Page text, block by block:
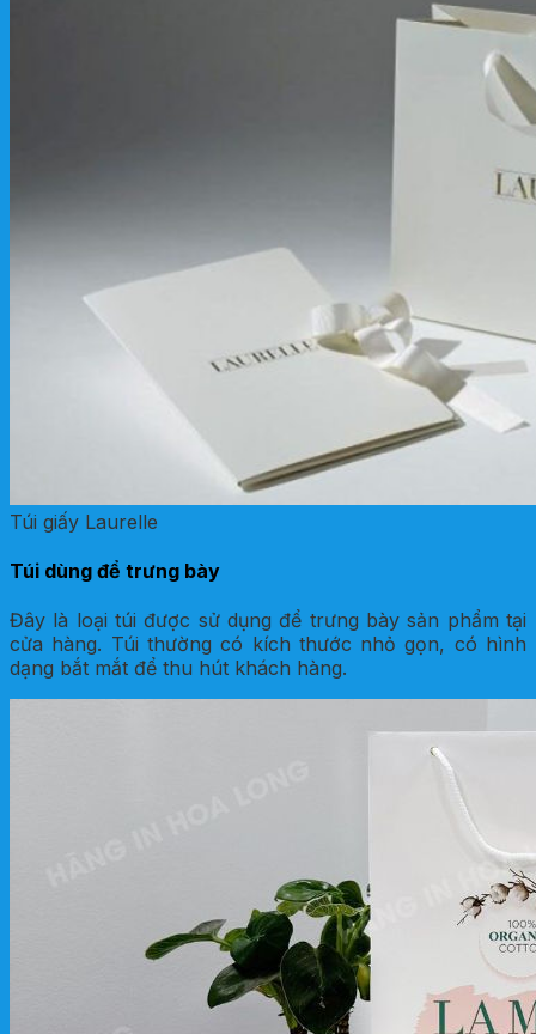
Túi giấy Laurelle
Túi dùng để trưng bày
Đây là loại túi được sử dụng để trưng bày sản phẩm tại
cửa hàng. Túi thường có kích thước nhỏ gọn, có hình
dạng bắt mắt để thu hút khách hàng.